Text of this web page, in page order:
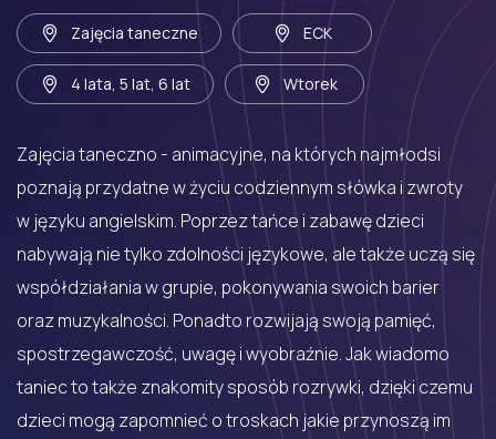
Zajęcia taneczne ECK
4 lata, 5 lat, 6 lat Wtorek
Zajęcia taneczno - animacyjne, na których najmłodsi
poznają przydatne w życiu codziennym słówka i zwroty
w języku angielskim. Poprzez tańce i zabawę dzieci
nabywają nie tylko zdolności językowe, ale także uczą się
współdziałania w grupie, pokonywania swoich barier
oraz muzykalności. Ponadto rozwijają swoją pamięć,
spostrzegawczość, uwagę i wyobraźnie. Jak wiadomo
taniec to także znakomity sposób rozrywki, dzięki czemu
dzieci mogą zapomnieć o troskach jakie przynoszą im